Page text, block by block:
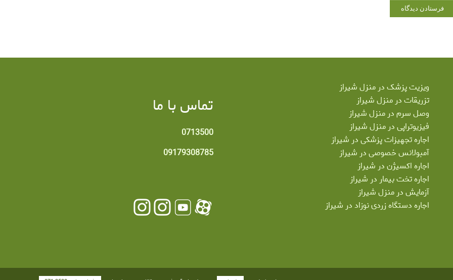
ویزیت پزشک در منزل شیراز
تزریقات در منزل شیراز
وصل سرم در منزل شیراز
فیزیوتراپی در منزل شیراز
اجاره تجهیزات پزشکی در شیراز
آمبولانس خصوصی در شیراز
اجاره اکسیژن در شیراز
اجاره تخت بیمار در شیراز
آزمایش در منزل شیراز
اجاره دستگاه زردی نوزاد در شیراز
تماس با ما
0713500
09179308785